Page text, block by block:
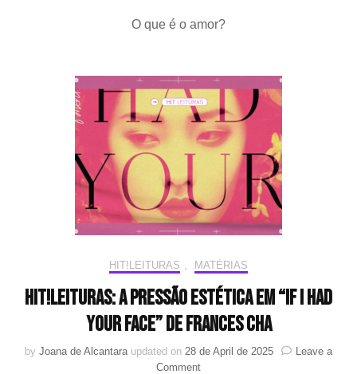
Farmácia
Família
Botero
O que é o amor?
HIT!LEITURAS MATÉRIAS
HIT!Leituras: A pressão estética em “If I Had
Your Face” de Frances Cha
by Joana de Alcantara updated on 28 de April de 2025
Leave a
Commenton